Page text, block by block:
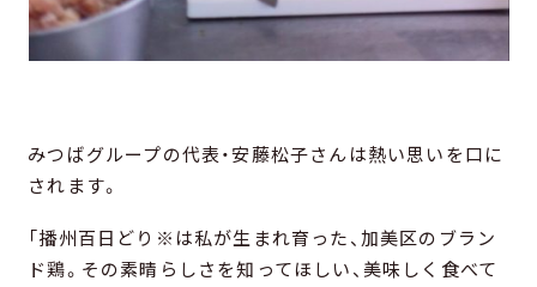
みつばグループの代表・安藤松子さんは熱い思いを口に
されます。
「播州百日どり※は私が生まれ育った、加美区のブラン
ド鶏。その素晴らしさを知ってほしい、美味しく食べて